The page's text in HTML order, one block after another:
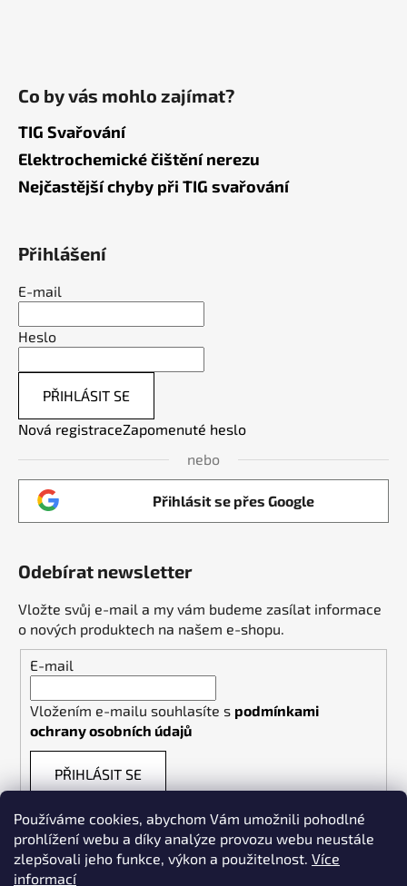
Používáme cookies, abychom Vám umožnili pohodlné
prohlížení webu a díky analýze provozu webu neustále
zlepšovali jeho funkce, výkon a použitelnost. Více
informací
Co by vás mohlo zajímat?
TIG Svařování
Elektrochemické čištění nerezu
Nejčastější chyby při TIG svařování
Přihlášení
E-mail
Heslo
PŘIHLÁSIT SE
Nová registraceZapomenuté heslo
nebo
Přihlásit se přes Google
Odebírat newsletter
Vložte svůj e-mail a my vám budeme zasílat informace
o nových produktech na našem e-shopu.
E-mail
Vložením e-mailu souhlasíte s podmínkami
ochrany osobních údajů
PŘIHLÁSIT SE